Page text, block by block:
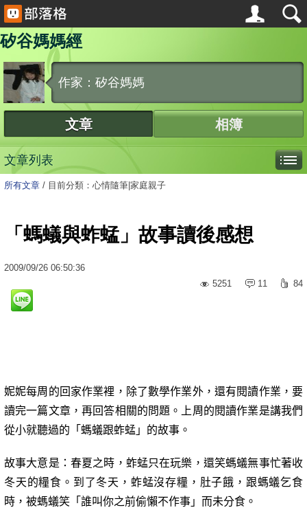
矽谷媽媽經
作家：矽谷媽媽
文章 相簿
文章列表
所有文章 / 目前分類：心情隨筆|家庭親子
「螞蟻與蚱蜢」故事讀後感想
2009/09/26 06:50:36
5251
11 84
妮妮每周的回家作業裡，除了數學作業外，還有閱讀作業，要
讀完一篇文章，再回答相關的問題。上周的閱讀作業是講我們
從小就聽過的「螞蟻跟蚱蜢」的故事。
故事大意是：春夏之時，蚱蜢只在玩樂，還笑螞蟻無事忙著收
冬天的糧食。到了冬天，蚱蜢沒存糧，肚子餓，跟螞蟻乞食
時，被螞蟻笑「誰叫你之前偷懶不作事」而未分食。